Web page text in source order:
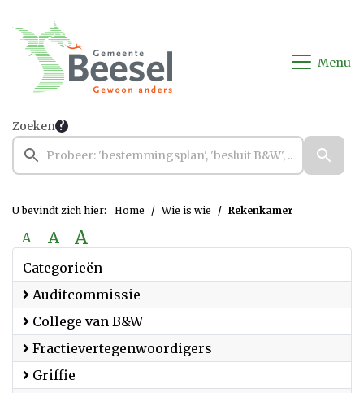
Ga naar de inhoud van deze pagina
Ga naar het zoeken
Ga naar het menu
Menu
Zoeken
U bevindt zich hier: Home Wie is wie Rekenkamer
A A A
Categorieën
Auditcommissie
College van B&W
Fractievertegenwoordigers
Griffie